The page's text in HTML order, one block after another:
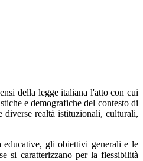
della legge italiana l'atto con cui
e demografiche del contesto di
realtà istituzionali, culturali,
educative, gli obiettivi generali e le
si caratterizzano per la flessibilità